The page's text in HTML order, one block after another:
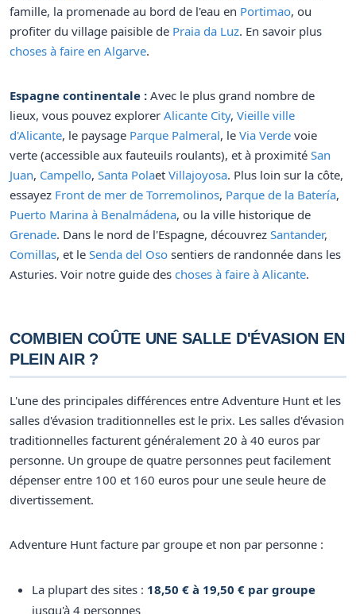
famille, la promenade au bord de l'eau en Portimao, ou
profiter du village paisible de Praia da Luz. En savoir plus
choses à faire en Algarve.
Espagne continentale : Avec le plus grand nombre de
lieux, vous pouvez explorer Alicante City, Vieille ville
d'Alicante, le paysage Parque Palmeral, le Via Verde voie
verte (accessible aux fauteuils roulants), et à proximité San
Juan, Campello, Santa Polaet Villajoyosa. Plus loin sur la côte,
essayez Front de mer de Torremolinos, Parque de la Batería,
Puerto Marina à Benalmádena, ou la ville historique de
Grenade. Dans le nord de l'Espagne, découvrez Santander,
Comillas, et le Senda del Oso sentiers de randonnée dans les
Asturies. Voir notre guide des choses à faire à Alicante.
COMBIEN COÛTE UNE SALLE D'ÉVASION EN
PLEIN AIR ?
L'une des principales différences entre Adventure Hunt et les
salles d'évasion traditionnelles est le prix. Les salles d'évasion
traditionnelles facturent généralement 20 à 40 euros par
personne. Un groupe de quatre personnes peut facilement
dépenser entre 100 et 160 euros pour une seule heure de
divertissement.
Adventure Hunt facture par groupe et non par personne :
La plupart des sites : 18,50 € à 19,50 € par groupe
jusqu'à 4 personnes